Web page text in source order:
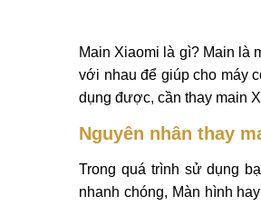
Main Xiaomi là gì? Main là
với nhau để giúp cho máy
dụng được, cần thay main
Nguyên nhân thay
Trong quá trình sử dụng
nhanh chóng, Màn hình